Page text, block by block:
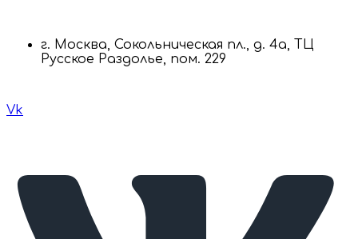
г. Москва, Сокольническая пл., д. 4а, ТЦ
Русское Раздолье, пом. 229
Vk